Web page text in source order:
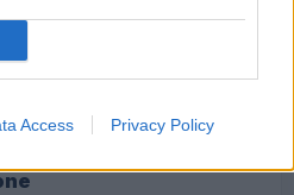
Access Privacy Policy
fa l’omicidio Diabolik, il
killer dall’ergastolo